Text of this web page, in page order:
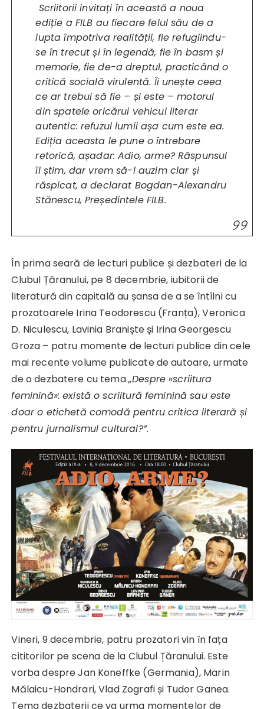
Scriitorii invitați în această a noua
ediție a FILB au fiecare felul său de a
lupta împotriva realității, fie refugiindu-
se în trecut și în legendă, fie în basm și
memorie, fie de-a dreptul, practicând o
critică socială virulentă. Îi unește ceea
ce ar trebui să fie – și este – motorul
din spatele oricărui vehicul literar
autentic: refuzul lumii așa cum este ea.
Ediția aceasta le pune o întrebare
retorică, așadar: Adio, arme? Răspunsul
îl știm, dar vrem să-l auzim clar și
răspicat, a declarat Bogdan-Alexandru
Stănescu, Președintele FILB.
În prima seară de lecturi publice și dezbateri de la
Clubul Țăranului, pe 8 decembrie, iubitorii de
literatură din capitală au șansa de a se întîlni cu
prozatoarele Irina Teodorescu (Franța), Veronica
D. Niculescu, Lavinia Braniște și Irina Georgescu
Groza – patru momente de lecturi publice din cele
mai recente volume publicate de autoare, urmate
de o dezbatere cu tema„Despre «scriitura
feminină»: există o scriitură feminină sau este
doar o etichetă comodă pentru critica literară și
pentru jurnalismul cultural?”.
Vineri, 9 decembrie, patru prozatori vin în fața
cititorilor pe scena de la Clubul Țăranului. Este
vorba despre Jan Koneffke (Germania), Marin
Mălaicu-Hondrari, Vlad Zografi și Tudor Ganea.
Tema dezbaterii ce va urma momentelor de